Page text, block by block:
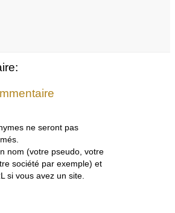
ne seront pas
nom (votre pseudo, votre
société par exemple) et
si vous avez un site.